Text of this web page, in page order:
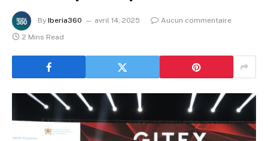
By Iberia360 avril 14, 2025
Aucun commentaire
2 Mins Read